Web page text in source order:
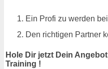
Ein Profi zu werden
Den richtigen Partner
Hole Dir jetzt Dein Angebot
Training !